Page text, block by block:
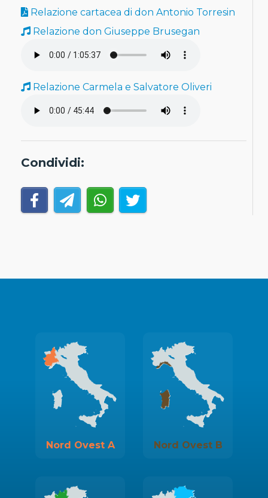
Relazione cartacea di don Antonio Torresin
Relazione don Giuseppe Brusegan
Relazione Carmela e Salvatore Oliveri
Condividi:
Nord Ovest A Nord Ovest B